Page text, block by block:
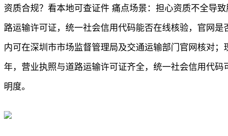
资质合规？看本地可查证件 痛点场景：担心资质不全导
路运输许可证，统一社会信用代码能否在线核验，官网
内可在深圳市市场监督管理局及交通运输部门官网核对
年，营业执照与道路运输许可证齐全，统一社会信用代
明度。